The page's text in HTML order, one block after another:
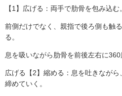
【1】広げる：両手で肋骨を包み込む。
前側だけでなく、親指で後ろ側も触
る。
息を吸いながら肋骨を前後左右に360
広げる【2】縮める：息を吐きながら
締めていく。